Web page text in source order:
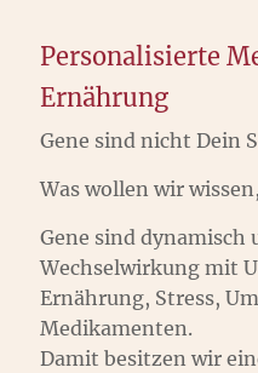
Personalisierte
Ernährung
Gene sind nicht Dein
Was wollen wir
Gene sind dynamisch
Wechselwirkung mit
Ernährung, Stress,
Medikamenten.
Damit besitzen wir